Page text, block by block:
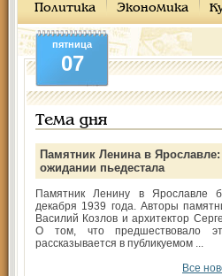
Политика Экономика
пятница
07
Тема дня
Памятник Ленина в Ярославле:
ожидании пьедестала
Памятник Ленину в Ярославле
декабря 1939 года. Авторы
Василий Козлов и архитектор
О том, что предшествовало
рассказывается в публикуемом ...
Все